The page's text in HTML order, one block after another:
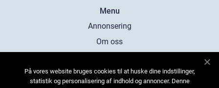
Menu
Annonsering
Om oss
Kontakta oss
På vores website bruges cookies til at huske dine indstillinger,
statistik og personalisering af indhold og annoncer. Denne